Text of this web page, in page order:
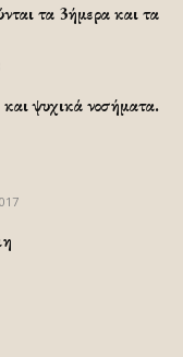
τα 3ήμερα και τα
ψυχικά νοσήματα.